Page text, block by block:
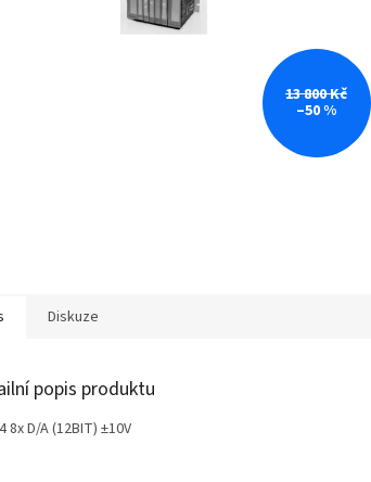
13 800 Kč
–50 %
Diskuze
popis produktu
8x D/A (12BIT) ±10V